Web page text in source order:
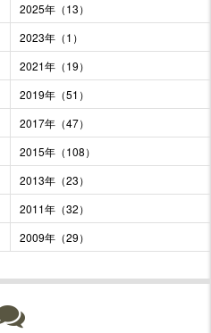
2025年（13）
2023年（1）
2021年（19）
2019年（51）
2017年（47）
2015年（108）
2013年（23）
2011年（32）
2009年（29）